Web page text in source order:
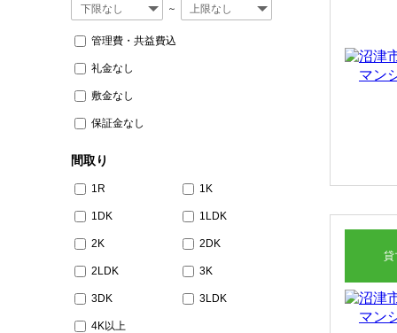
その他、こだわり条件で探す
～
管理費・共益費込
礼金なし
敷金なし
保証金なし
間取り
1R 1K
1DK 1LDK
2K 2DK
2LDK 3K
3DK 3LDK
4K以上
貸